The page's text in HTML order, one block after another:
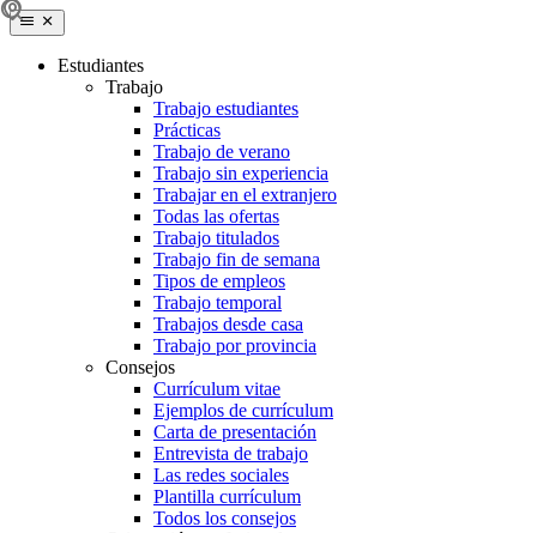
Estudiantes
Trabajo
Trabajo estudiantes
Prácticas
Trabajo de verano
Trabajo sin experiencia
Trabajar en el extranjero
Todas las ofertas
Trabajo titulados
Trabajo fin de semana
Tipos de empleos
Trabajo temporal
Trabajos desde casa
Trabajo por provincia
Consejos
Currículum vitae
Ejemplos de currículum
Carta de presentación
Entrevista de trabajo
Las redes sociales
Plantilla currículum
Todos los consejos